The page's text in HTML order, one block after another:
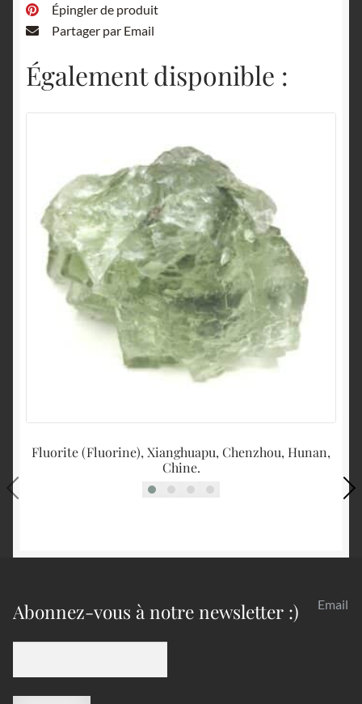
Épingler de produit
Partager par Email
Également disponible :
Fluorite (Fluorine), Xianghuapu, Chenzhou, Hunan,
Chine.
Abonnez-vous à notre newsletter :) Email